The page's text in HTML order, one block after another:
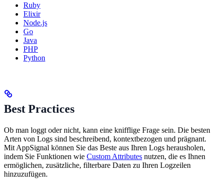
Ruby
Elixir
Node.js
Go
Java
PHP
Python
Best Practices
Ob man loggt oder nicht, kann eine knifflige Frage sein. Die besten
Arten von Logs sind beschreibend, kontextbezogen und prägnant.
Mit AppSignal können Sie das Beste aus Ihren Logs herausholen,
indem Sie Funktionen wie Custom Attributes nutzen, die es Ihnen
ermöglichen, zusätzliche, filterbare Daten zu Ihren Logzeilen
hinzuzufügen.